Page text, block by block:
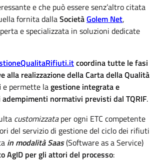
e che può essere senz’altro citata
fornita dallaSocietàGolem Net,
e specializzata in soluzioni dedicate
coordina tutte le fasi
alla realizzazione della Carta della Qualità
e permette lagestione integrata e
normativi previsti dal TQRIF.
customizzataper ogni ETC competente
del servizio di gestione del ciclo dei rifiuti
in modalità Saas(Software as a Service)
AgID per gli attori del processo: